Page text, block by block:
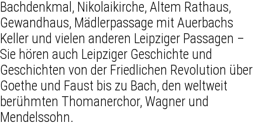
Bachdenkmal, Nikolaikirche, Altem Rathaus,
Gewandhaus, Mädlerpassage mit Auerbachs
Keller und vielen anderen Leipziger Passagen –
Sie hören auch Leipziger Geschichte und
Geschichten von der Friedlichen Revolution über
Goethe und Faust bis zu Bach, den weltweit
berühmten Thomanerchor, Wagner und
Mendelssohn.